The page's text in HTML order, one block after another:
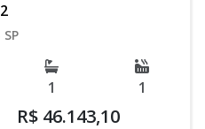
SP
1 1
R$ 46.143,10